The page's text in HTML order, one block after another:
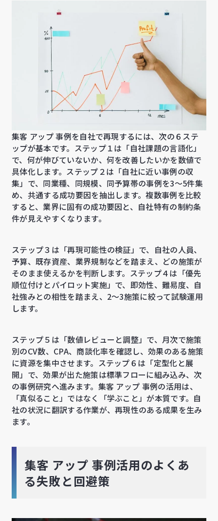
集客 アップ 事例を自社で再現するには、次の６ステ
ップが基本です。ステップ１は「自社課題の言語化」
で、何が伸びていないか、何を改善したいかを数値で
具体化します。ステップ２は「自社に近い事例の収
集」で、同業種、同規模、同予算帯の事例を3〜5件集
め、共通する成功要因を抽出します。複数事例を比較
すると、業界に固有の成功要因と、自社特有の制約条
件が見えやすくなります。
ステップ３は「再現可能性の検証」で、自社の人員、
予算、既存資産、業界規制などを踏まえ、どの施策が
そのまま使えるかを判断します。ステップ４は「優先
順位付けとパイロット実施」で、即効性、難易度、自
社強みとの相性を踏まえ、2〜3施策に絞って試験運用
します。
ステップ５は「数値レビューと調整」で、月次で施策
別のCV数、CPA、商談化率を確認し、効果のある施策
に資源を集中させます。ステップ６は「定型化と展
開」で、効果が出た施策は標準フローに組み込み、次
の事例研究へ進みます。集客 アップ 事例の活用は、
「真似ること」ではなく「学ぶこと」が本質です。自
社の状況に翻訳する作業が、再現性のある成果を生み
ます。
集客 アップ 事例活用のよくあ
る失敗と回避策